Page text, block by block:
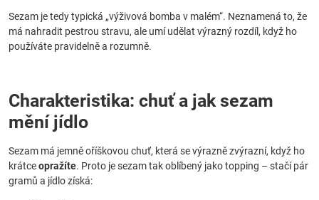
Sezam je tedy typická „výživová bomba v malém“. Neznamená to, že
má nahradit pestrou stravu, ale umí udělat výrazný rozdíl, když ho
používáte pravidelně a rozumně.
Charakteristika: chuť a jak sezam
mění jídlo
Sezam má jemně oříškovou chuť, která se výrazně zvýrazní, když ho
krátceopražíte. Proto je sezam tak oblíbený jako topping – stačí pár
gramů a jídlo získá: